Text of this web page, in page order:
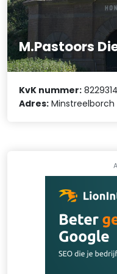
M.Pastoors
KvK nummer:
Adres: Minstreelborch